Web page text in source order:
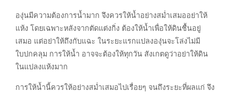
องุ่นมีความต้องการน้ำมาก จึงควรให้น้ำอย่างสม่ำเสมออย่าให้
แห้ง โดยเฉพาะหลังจากตัดแต่งกิ่ง ต้องให้น้ำเพื่อให้ดินชื้นอยู่
เสมอ แต่อย่าให้ถึงกับแฉะ ในระยะแรกแปลงองุ่นจะโล่งไม่มี
ใบปกคลุม การให้น้ำ อาจจะต้องให้ทุกวัน สังเกตดูว่าอย่าให้ดิน
ในแปลงแห้งมาก
การให้น้ำนี้ควรให้อย่างสม่ำเสมอไปเรื่อยๆ จนถึงระยะที่ผลแก่ จึง